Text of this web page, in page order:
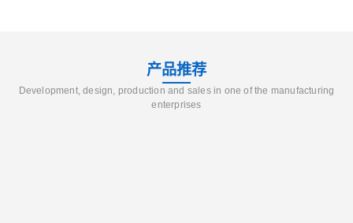
产品推荐
Development, design, production and sales in one of the manufacturing
enterprises